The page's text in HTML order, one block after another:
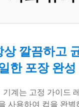
상 깔끔하고
한 포장 완성
기계는 고정 가이드
사용하여 컵을 완벽